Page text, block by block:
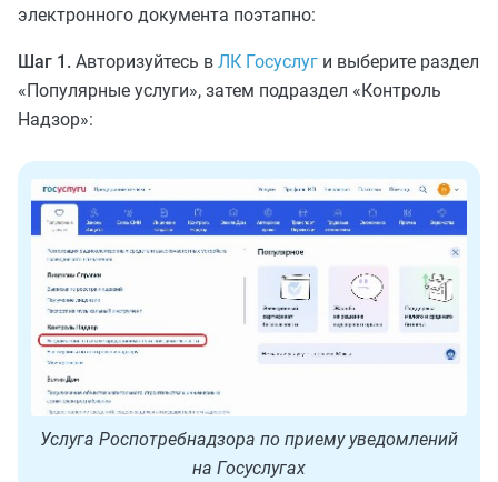
электронного документа поэтапно:
Шаг 1. Авторизуйтесь в ЛК Госуслуг и выберите раздел
«Популярные услуги», затем подраздел «Контроль
Надзор»:
Услуга Роспотребнадзора по приему уведомлений
на Госуслугах